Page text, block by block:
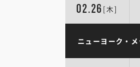
02.26 [木]
ニューヨーク・